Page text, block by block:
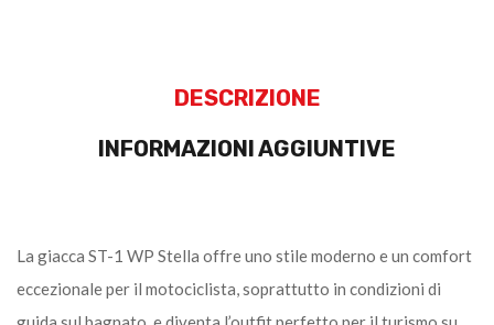
DESCRIZIONE
INFORMAZIONI AGGIUNTIVE
La giacca ST-1 WP Stella offre uno stile moderno e un comfort
eccezionale per il motociclista, soprattutto in condizioni di